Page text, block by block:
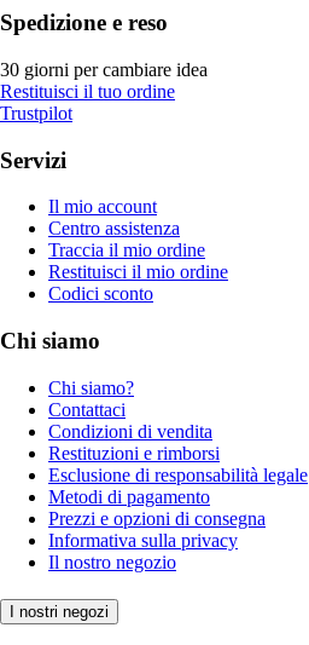
Spedizione e reso
30 giorni per cambiare idea
Restituisci il tuo ordine
Trustpilot
Servizi
Il mio account
Centro assistenza
Traccia il mio ordine
Restituisci il mio ordine
Codici sconto
Chi siamo
Chi siamo?
Contattaci
Condizioni di vendita
Restituzioni e rimborsi
Esclusione di responsabilità legale
Metodi di pagamento
Prezzi e opzioni di consegna
Informativa sulla privacy
Il nostro negozio
I nostri negozi